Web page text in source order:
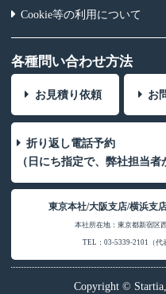
Cookie等の利用について
各種問い合わせ方法
お見積り依頼 お
折り返し電話予約
（日にち指定で、弊社担当者
東京本社/大阪支店/横浜支
本社所在地：東京都新宿区
TEL：03-5339-2101（代
Copyright ©